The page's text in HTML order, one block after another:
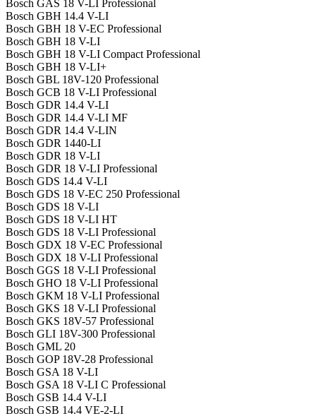
Bosch GAS 18 V-LI Professional
Bosch GBH 14.4 V-LI
Bosch GBH 18 V-EC Professional
Bosch GBH 18 V-LI
Bosch GBH 18 V-LI Compact Professional
Bosch GBH 18 V-LI+
Bosch GBL 18V-120 Professional
Bosch GCB 18 V-LI Professional
Bosch GDR 14.4 V-LI
Bosch GDR 14.4 V-LI MF
Bosch GDR 14.4 V-LIN
Bosch GDR 1440-LI
Bosch GDR 18 V-LI
Bosch GDR 18 V-LI Professional
Bosch GDS 14.4 V-LI
Bosch GDS 18 V-EC 250 Professional
Bosch GDS 18 V-LI
Bosch GDS 18 V-LI HT
Bosch GDS 18 V-LI Professional
Bosch GDX 18 V-EC Professional
Bosch GDX 18 V-LI Professional
Bosch GGS 18 V-LI Professional
Bosch GHO 18 V-LI Professional
Bosch GKM 18 V-LI Professional
Bosch GKS 18 V-LI Professional
Bosch GKS 18V-57 Professional
Bosch GLI 18V-300 Professional
Bosch GML 20
Bosch GOP 18V-28 Professional
Bosch GSA 18 V-LI
Bosch GSA 18 V-LI C Professional
Bosch GSB 14.4 V-LI
Bosch GSB 14.4 VE-2-LI